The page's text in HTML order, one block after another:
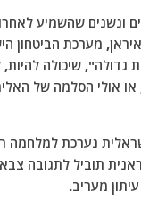
ai
itt
er
c
e
b
o
k
ונשנים שהשמיע
מערכת הביטחון
גדולה", שיכולה
אולי הסלמה של
נערכת למלחמה
תוביל לתגובה
מעריב.